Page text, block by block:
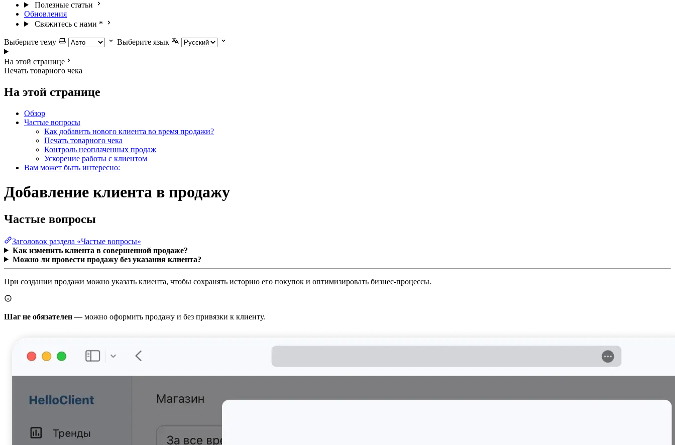
Полезные статьи
Обновления
Свяжитесь с нами *
Выберите тему Выберите язык
На этой странице
Печать товарного чека
На этой странице
Обзор
Частые вопросы
Как добавить нового клиента во время продажи?
Печать товарного чека
Контроль неоплаченных продаж
Ускорение работы с клиентом
Вам может быть интересно:
Добавление клиента в продажу
Частые вопросы
Заголовок раздела «Частые вопросы»
Как изменить клиента в совершенной продаже?
Можно ли провести продажу без указания клиента?
При создании продажи можно указать клиента, чтобы сохранять историю его покупок и оптимизировать бизнес-процессы.
Шаг не обязателен — можно оформить продажу и без привязки к клиенту.